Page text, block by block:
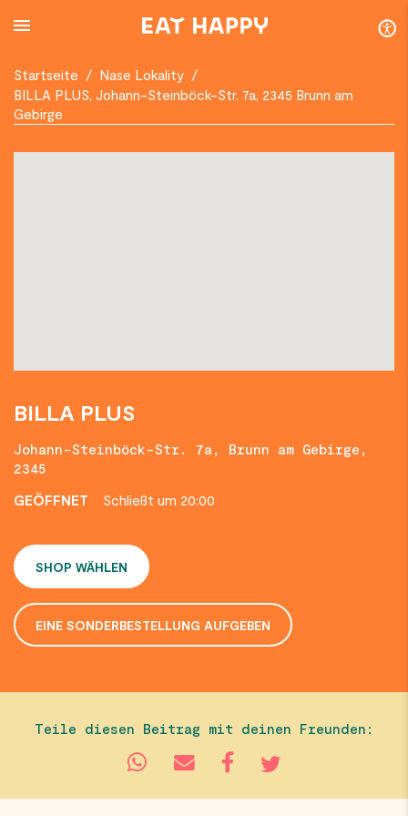
TO
Startseite / Nase Lokality /
BILLA PLUS, Johann-Steinböck-Str. 7a, 2345 Brunn am
Gebirge
BILLA PLUS
Johann-Steinböck-Str. 7a, Brunn am Gebirge,
2345
GEÖFFNET
Schließt um 20:00
SHOP WÄHLEN
EINE SONDERBESTELLUNG AUFGEBEN
Teile diesen Beitrag mit deinen Freunden: